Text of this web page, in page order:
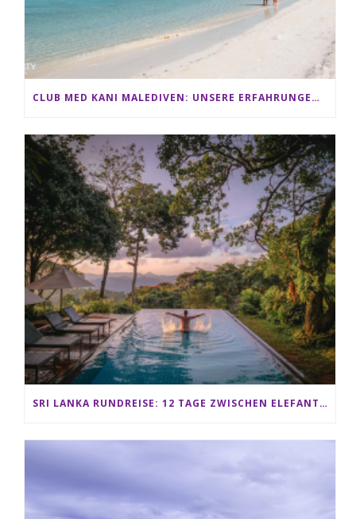
CLUB MED KANI MALEDIVEN: UNSERE ERFAHRUNGEN IM ALL-INCLUSIVE PARADIES
SRI LANKA RUNDREISE: 12 TAGE ZWISCHEN ELEFANTEN, TEEPLANTAGEN & STRAND ALS FAMILIE